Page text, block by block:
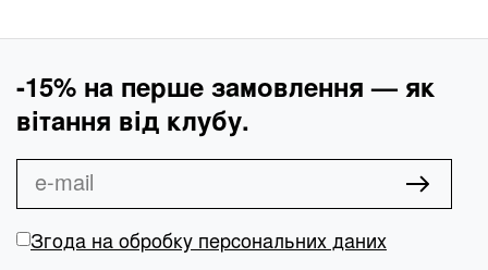
-15% на перше замовлення — як
вітання від клубу.
Згода на обробку персональних даних